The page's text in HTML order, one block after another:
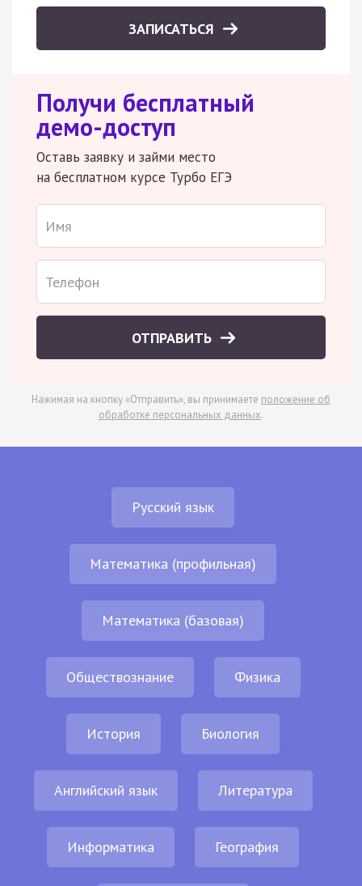
ЗАПИСАТЬСЯ
Получи бесплатный
демо-доступ
Оставь заявку и займи место
на бесплатном курсе Турбо ЕГЭ
ОТПРАВИТЬ
Нажимая на кнопку «Отправить», вы принимаете положение об
обработке персональных данных.
Русский язык
Математика (профильная)
Математика (базовая)
Обществознание Физика
История Биология
Английский язык Литература
Информатика География